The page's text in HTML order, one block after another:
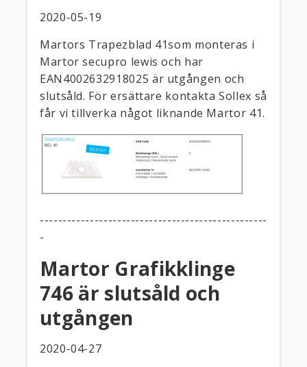
2020-05-19
Martors Trapezblad 41som monteras i
Martor secupro lewis och har
EAN4002632918025 är utgången och
slutsåld. För ersättare kontakta Sollex så
får vi tillverka något liknande Martor 41.
--------------------------------------------------
-
Martor Grafikklinge
746 är slutsåld och
utgången
2020-04-27